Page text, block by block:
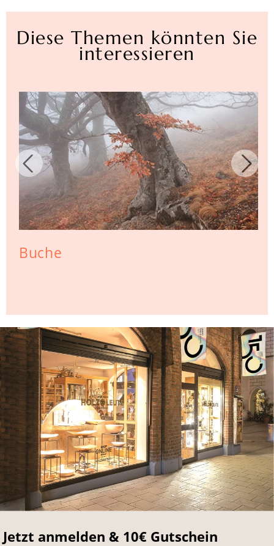
Diese Themen könnten Sie
interessieren
Buche
Jetzt anmelden & 10€ Gutschein